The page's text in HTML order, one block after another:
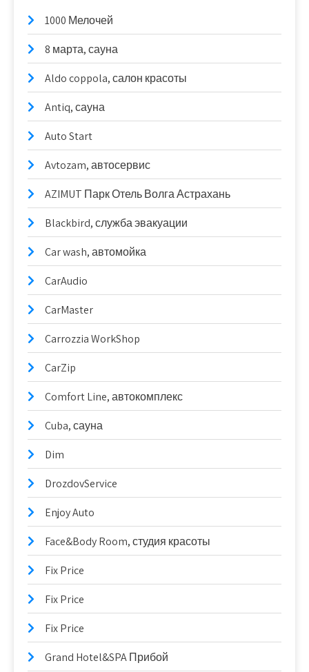
1000 Мелочей
8 марта, сауна
Aldo coppola, салон красоты
Antiq, сауна
Auto Start
Avtozam, автосервис
AZIMUT Парк Отель Волга Астрахань
Blackbird, служба эвакуации
Car wash, автомойка
CarAudio
CarMaster
Carrozzia WorkShop
CarZip
Comfort Line, автокомплекс
Cuba, сауна
Dim
DrozdovService
Enjoy Auto
Face&Body Room, студия красоты
Fix Price
Fix Price
Fix Price
Grand Hotel&SPA Прибой